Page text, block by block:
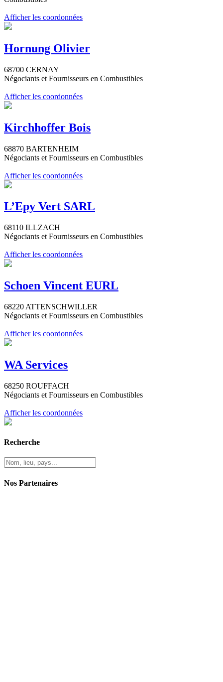
Afficher les coordonnées
Hornung Olivier
68700 CERNAY
Négociants et Fournisseurs en Combustibles
Afficher les coordonnées
Kirchhoffer Bois
68870 BARTENHEIM
Négociants et Fournisseurs en Combustibles
Afficher les coordonnées
L’Epy Vert SARL
68110 ILLZACH
Négociants et Fournisseurs en Combustibles
Afficher les coordonnées
Schoen Vincent EURL
68220 ATTENSCHWILLER
Négociants et Fournisseurs en Combustibles
Afficher les coordonnées
WA Services
68250 ROUFFACH
Négociants et Fournisseurs en Combustibles
Afficher les coordonnées
Recherche
Nos Partenaires